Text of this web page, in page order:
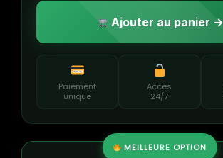
Ajouter au panier →
Paiement
unique
Accès
24/7
MEILLEURE OPTION